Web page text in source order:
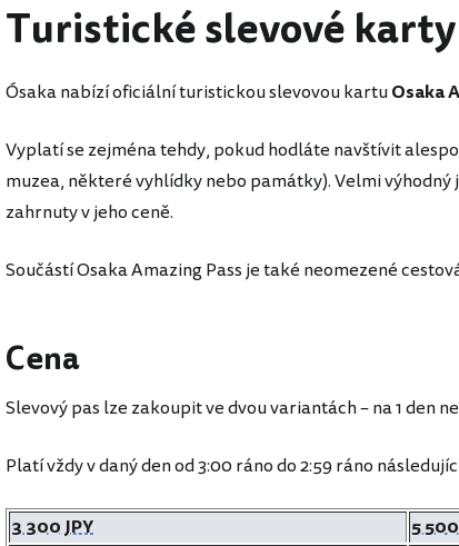
Turistické slevové
Ósaka nabízí oficiální turistickou slevovou kartuOsaka
Vyplatí se zejména tehdy, pokud hodláte navštívit
muzea, některé vyhlídky nebo památky). Velmi
zahrnuty v jeho ceně.
Součástí Osaka Amazing Pass je také neomezené
Cena
Slevový pas lze zakoupit ve dvou variantách – na 1 den
Platí vždy v daný den od 3:00 ráno do 2:59 ráno
3 300 JPY
5